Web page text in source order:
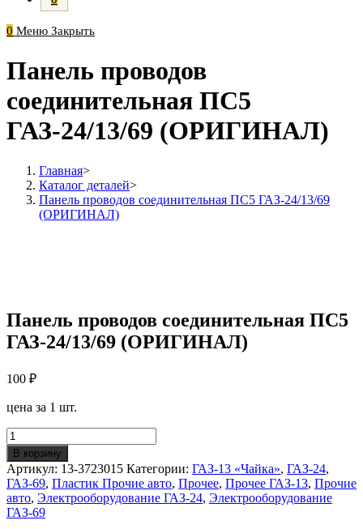
0 Меню Закрыть
Панель проводов
соединительная ПС5
ГАЗ-24/13/69 (ОРИГИНАЛ)
Главная>
Каталог деталей>
Панель проводов соединительная ПС5 ГАЗ-24/13/69
(ОРИГИНАЛ)
Панель проводов соединительная ПС5
ГАЗ-24/13/69 (ОРИГИНАЛ)
100 ₽
цена за 1 шт.
Количество
Панель
проводов
соединительная
ПС5
ГАЗ-24/13/69
(ОРИГИНАЛ)
В корзину
Артикул: 13-3723015 Категории: ГАЗ-13 «Чайка», ГАЗ-24,
ГАЗ-69, Пластик Прочие авто, Прочее, Прочее ГАЗ-13, Прочие
авто, Электрооборудование ГАЗ-24, Электрооборудование
ГАЗ-69